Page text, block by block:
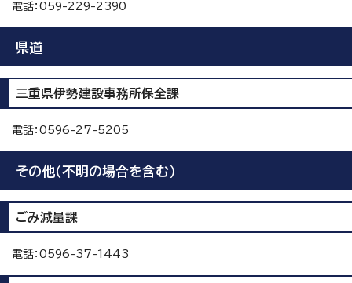
電話：059-229-2390
県道
三重県伊勢建設事務所保全課
電話：0596-27-5205
その他（不明の場合を含む）
ごみ減量課
電話：0596-37-1443